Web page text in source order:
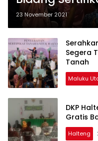
23 November 2021
Segera
Tanah
Maluku
DKP
Gratis
Halteng